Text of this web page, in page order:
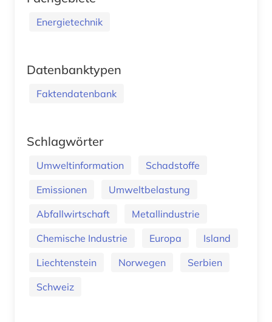
Energietechnik
Datenbanktypen
Faktendatenbank
Schlagwörter
Umweltinformation
Schadstoffe
Emissionen
Umweltbelastung
Abfallwirtschaft
Metallindustrie
Chemische Industrie
Europa
Island
Liechtenstein
Norwegen
Serbien
Schweiz